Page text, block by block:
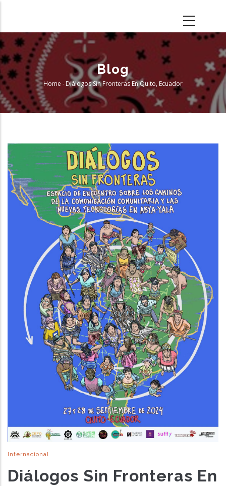
main
content
Blog
Breadcrumb
Home -Diálogos Sin Fronteras En Quito, Ecuador
Internacional
Diálogos Sin Fronteras En